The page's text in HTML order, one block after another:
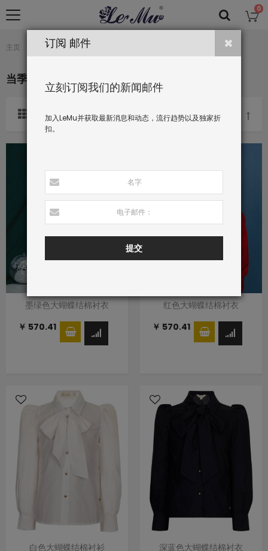
0
主页 当季可穿的
当季可穿的
分类依据
墨绿色大蝴蝶结棉衬衣
￥ 570.41
红色大蝴蝶结棉衬衣
￥ 570.41
白色大蝴蝶结棉衬衫
深蓝色大蝴蝶结棉衬衣
订阅 邮件
立刻订阅我们的新闻邮件
加入LeMu并获取最新消息和动态，流行趋势以及独家折
扣。
提交